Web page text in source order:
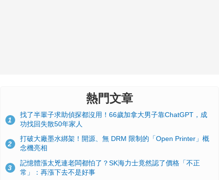
熱門文章
1
找了半輩子求助偵探都沒用！66歲加拿大男子靠ChatGPT，成
功找回失散50年家人
2
打破大廠墨水綁架！開源、無 DRM 限制的「Open Printer」概
念機亮相
3
記憶體漲太兇連老闆都怕了？SK海力士竟然認了價格「不正
常」：再漲下去不是好事